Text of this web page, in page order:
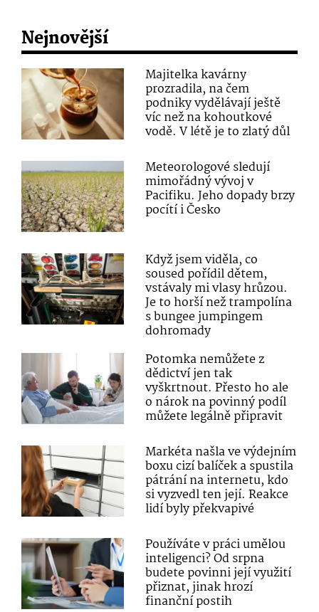
Nejnovější
Majitelka kavárny
prozradila, na čem
podniky vydělávají ještě
víc než na kohoutkové
vodě. V létě je to zlatý důl
Meteorologové sledují
mimořádný vývoj v
Pacifiku. Jeho dopady brzy
pocítí i Česko
Když jsem viděla, co
soused pořídil dětem,
vstávaly mi vlasy hrůzou.
Je to horší než trampolína
s bungee jumpingem
dohromady
Potomka nemůžete z
dědictví jen tak
vyškrtnout. Přesto ho ale
o nárok na povinný podíl
můžete legálně připravit
Markéta našla ve výdejním
boxu cizí balíček a spustila
pátrání na internetu, kdo
si vyzvedl ten její. Reakce
lidí byly překvapivé
Používáte v práci umělou
inteligenci? Od srpna
budete povinni její využití
přiznat, jinak hrozí
finanční postih